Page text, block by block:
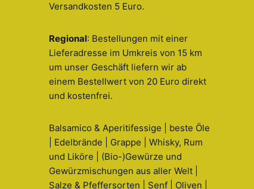
Versandkosten 5 Euro.
Regional: Bestellungen mit einer
Lieferadresse im Umkreis von 15 km
um unser Geschäft liefern wir ab
einem Bestellwert von 20 Euro direkt
und kostenfrei.
Balsamico & Aperitifessige | beste Öle
| Edelbrände | Grappe | Whisky, Rum
und Liköre | (Bio-)Gewürze und
Gewürzmischungen aus aller Welt |
Salze & Pfeffersorten | Senf | Oliven |